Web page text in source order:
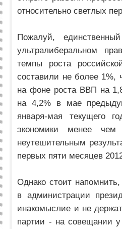
относительно светлых
Пожалуй,
ультралиберальном
темпы роста
составили не более 1%,
на фоне роста ВВП на
на 4,2% в мае
января-мая текущего
экономики менее
неутешительным
первых пяти месяцев
Однако стоит
в администрации
инакомыслие и не
партии - на совещании